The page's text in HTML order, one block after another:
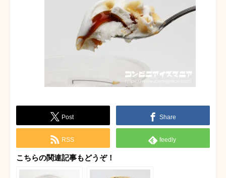
Post Share
RSS feedly
こちらの関連記事もどうぞ！